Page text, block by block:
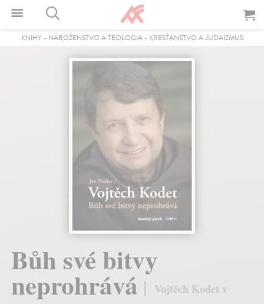
KNIHY- NÁBOŽENSTVO A TEOLÓGIA- KRESŤANSTVO A JUDAIZMUS
Bůh své bitvy
neprohrává
Vojtěch Kodet v